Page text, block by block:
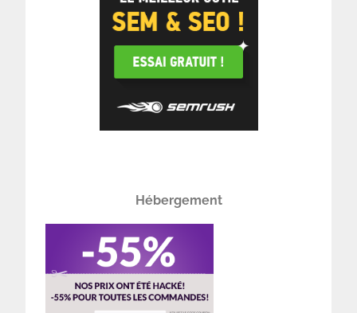
Hébergement